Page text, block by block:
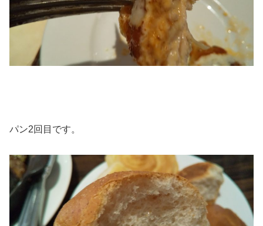
パン2回目です。